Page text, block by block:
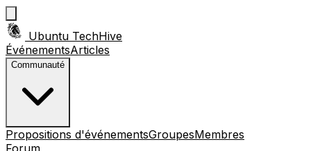
Ubuntu TechHive
ÉvénementsArticles
Communauté
Propositions d'événementsGroupesMembres
Forum